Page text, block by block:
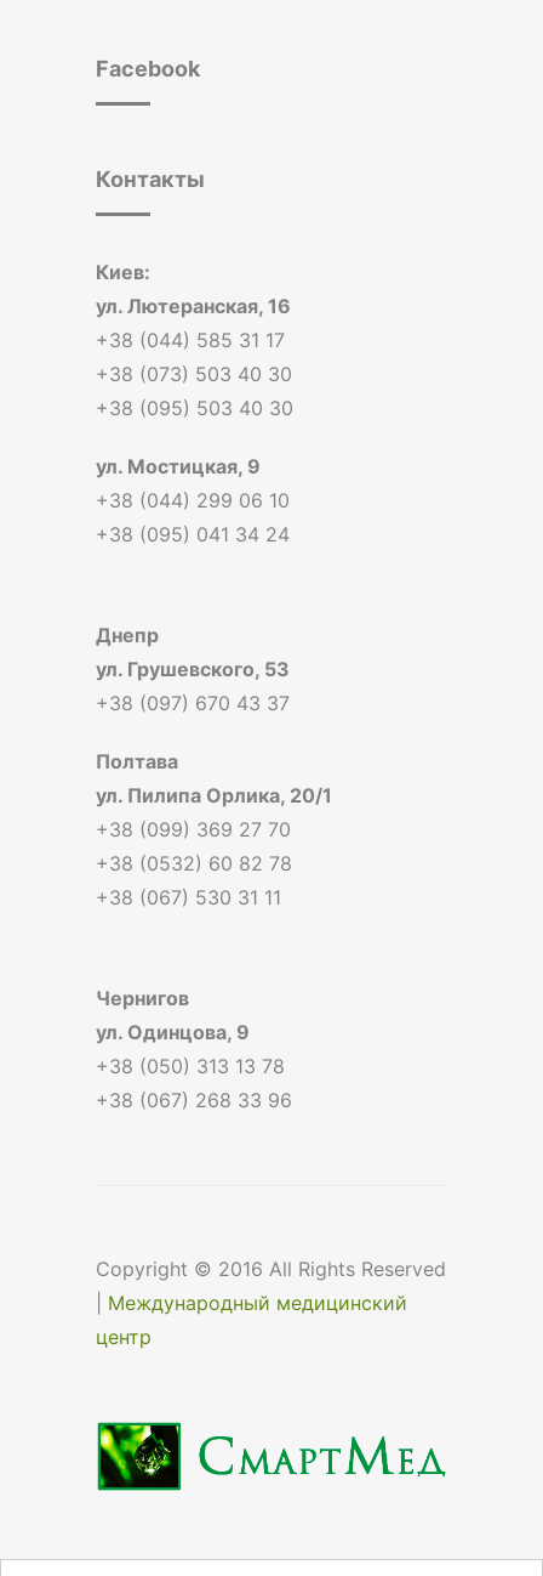
Facebook
Контакты
Киев:
ул. Лютеранская, 16
+38 (044) 585 31 17
+38 (073) 503 40 30
+38 (095) 503 40 30
ул. Мостицкая, 9
+38 (044) 299 06 10
+38 (095) 041 34 24
Днепр
ул. Грушевского, 53
+38 (097) 670 43 37
Полтава
ул. Пилипа Орлика, 20/1
+38 (099) 369 27 70
+38 (0532) 60 82 78
+38 (067) 530 31 11
Чернигов
ул. Одинцова, 9
+38 (050) 313 13 78
+38 (067) 268 33 96
Copyright © 2016 All Rights Reserved
Международный медицинский
центр